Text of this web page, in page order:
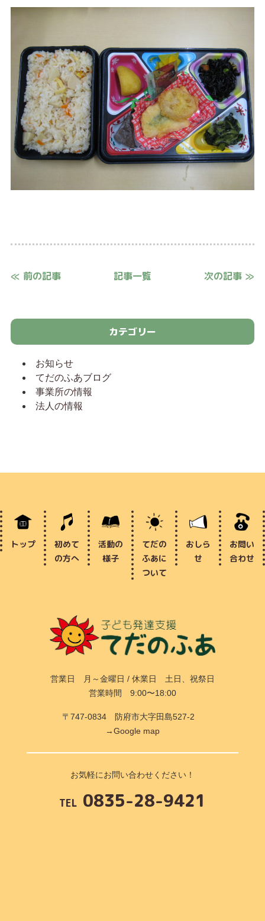
≪ 前の記事 記事一覧 次の記事 ≫
カテゴリー
お知らせ
てだのふあブログ
事業所の情報
法人の情報
トップ
初めて
の方へ
活動の
様子
てだの
ふあに
ついて
おしら
せ
お問い
合わせ
営業日 月～金曜日 / 休業日 土日、祝祭日
営業時間 9:00〜18:00
〒747-0834 防府市大字田島527-2
→Google map
お気軽にお問い合わせください！
TEL 0835-28-9421